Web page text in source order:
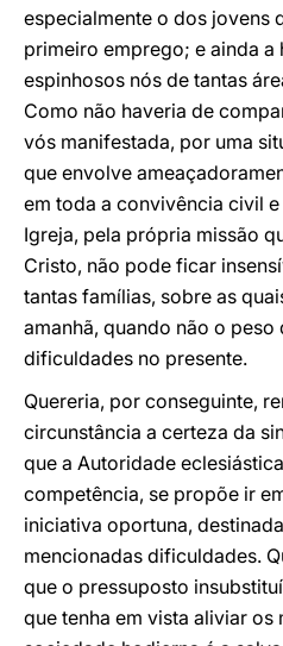
especialmente o dos jovens
primeiro emprego; e ainda a
espinhosos nós de tantas
Como não haveria de
vós manifestada, por uma
que envolve
em toda a convivência civil
Igreja, pela própria missão
Cristo, não pode ficar
tantas famílias, sobre as
amanhã, quando não o peso
dificuldades no presente.
Quereria, por conseguinte,
circunstância a certeza da
que a Autoridade
competência, se propõe ir
iniciativa oportuna,
mencionadas dificuldades.
que o pressuposto
que tenha em vista aliviar os